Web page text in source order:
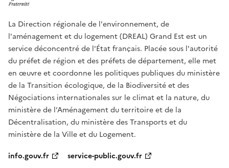
La Direction régionale de l'environnement, de
l'aménagement et du logement (DREAL) Grand Est est un
service déconcentré de l'État français. Placée sous l'autorité
du préfet de région et des préfets de département, elle met
en œuvre et coordonne les politiques publiques du ministère
de la Transition écologique, de la Biodiversité et des
Négociations internationales sur le climat et la nature, du
ministère de l’Aménagement du territoire et de la
Décentralisation, du ministère des Transports et du
ministère de la Ville et du Logement.
info.gouv.fr
service-public.gouv.fr